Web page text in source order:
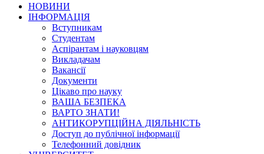
НОВИНИ
ІНФОРМАЦІЯ
Вступникам
Студентам
Аспірантам і науковцям
Викладачам
Вакансії
Документи
Цікаво про науку
ВАША БЕЗПЕКА
ВАРТО ЗНАТИ!
АНТИКОРУПЦІЙНА ДІЯЛЬНІСТЬ
Доступ до публічної інформації
Телефонний довідник